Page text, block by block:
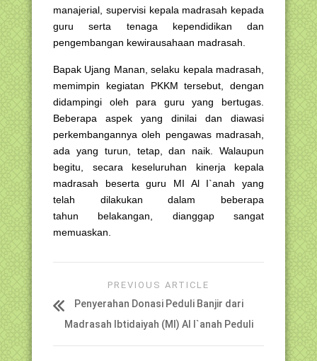
manajerial, supervisi kepala madrasah kepada
guru serta tenaga kependidikan dan
pengembangan kewirausahaan madrasah.
Bapak Ujang Manan, selaku kepala madrasah,
memimpin kegiatan PKKM tersebut, dengan
didampingi oleh para guru yang bertugas.
Beberapa aspek yang dinilai dan diawasi
perkembangannya oleh pengawas madrasah,
ada yang turun, tetap, dan naik. Walaupun
begitu, secara keseluruhan kinerja kepala
madrasah beserta guru MI Al I`anah yang
telah dilakukan dalam beberapa
tahun belakangan, dianggap sangat
memuaskan.
PREVIOUS ARTICLE
Penyerahan Donasi Peduli Banjir dari
Madrasah Ibtidaiyah (MI) Al I`anah Peduli